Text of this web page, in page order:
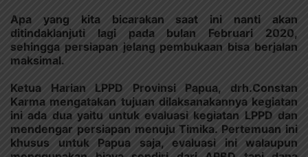
Apa yang kita bicarakan saat ini nanti akan
ditindaklanjuti lagi pada bulan Februari 2020,
sehingga persiapan jelang pembukaan bisa berjalan
maksimal.
Ketua Harian LPPD Provinsi Papua, drh.Constan
Karma mengatakan tujuan dilaksanakannya kegiatan
ini ada dua yaitu untuk evaluasi kegiatan LPPD dan
mendengar persiapan menuju Timika. Pertemuan ini
khusus untuk Papua saja, evaluasi ini walaupun